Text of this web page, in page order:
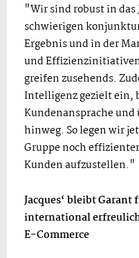
"Wir sind robust in
schwierigen
Ergebnis und in der
und Effizienzinitiativen
greifen zusehends.
Intelligenz gezielt ein,
Kundenansprache
hinweg. So legen wir
Gruppe noch
Kunden aufzustellen."
Jacques‘ bleibt
international
E-Commerce